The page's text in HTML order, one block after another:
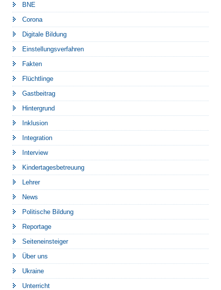
BNE
Corona
Digitale Bildung
Einstellungsverfahren
Fakten
Flüchtlinge
Gastbeitrag
Hintergrund
Inklusion
Integration
Interview
Kindertagesbetreuung
Lehrer
News
Politische Bildung
Reportage
Seiteneinsteiger
Über uns
Ukraine
Unterricht